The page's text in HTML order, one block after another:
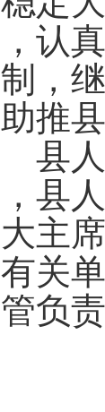
认
，
推
人
县
主
关
负